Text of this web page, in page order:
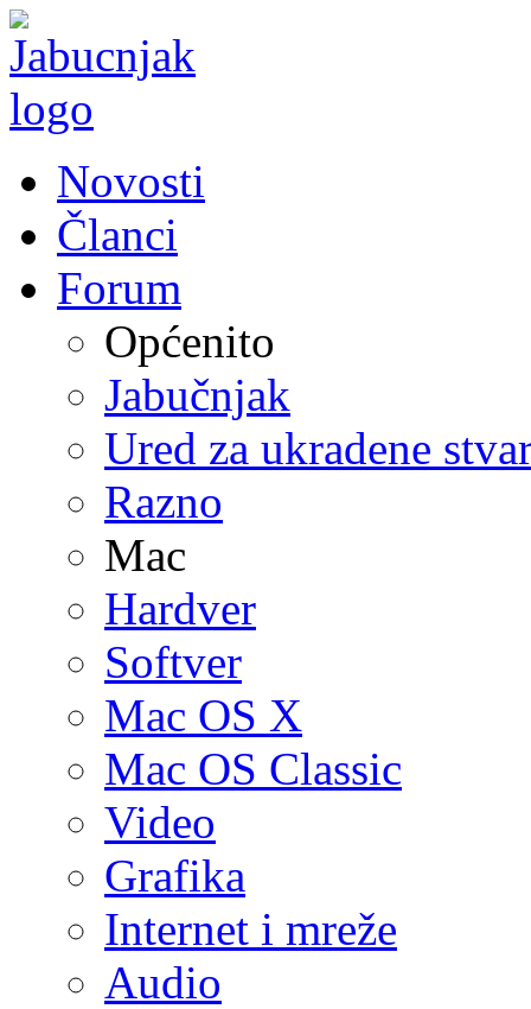
Novosti
Članci
Forum
Općenito
Jabučnjak
Ured za ukradene
Razno
Mac
Hardver
Softver
Mac OS X
Mac OS Classic
Video
Grafika
Internet i mreže
Audio